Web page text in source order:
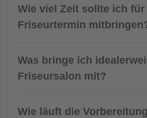
Wie viel Zeit sollte ich für
Friseurtermin
Was bringe ich
Friseursalon mit?
Wie läuft die